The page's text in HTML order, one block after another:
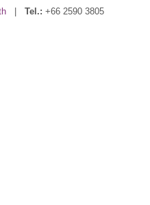
| Tel.: +66 2590 3805